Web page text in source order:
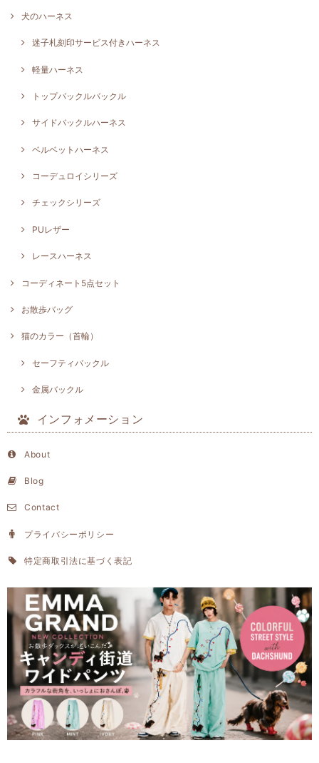
犬のハーネス
迷子札刻印サービス付きハーネス
軽量ハーネス
トップバックルバックル
サイドバックルハーネス
ベルベットハーネス
コーデュロイシリーズ
チェックシリーズ
PUレザー
レースハーネス
コーディネート5点セット
お散歩バッグ
猫のカラー（首輪）
セーフティバックル
金属バックル
インフォメーション
About
Blog
Contact
プライバシーポリシー
特定商取引法に基づく表記